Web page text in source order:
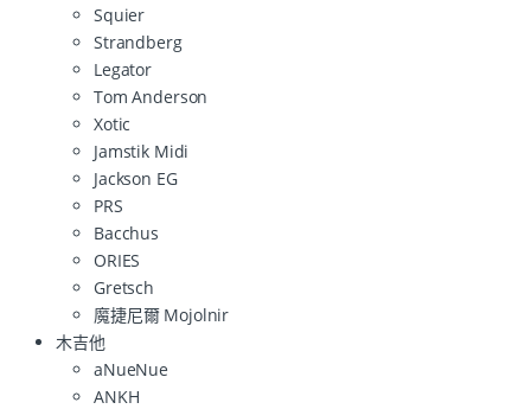
Squier
Strandberg
Legator
Tom Anderson
Xotic
Jamstik Midi
Jackson EG
PRS
Bacchus
ORIES
Gretsch
魔捷尼爾 Mojolnir
木吉他
aNueNue
ANKH